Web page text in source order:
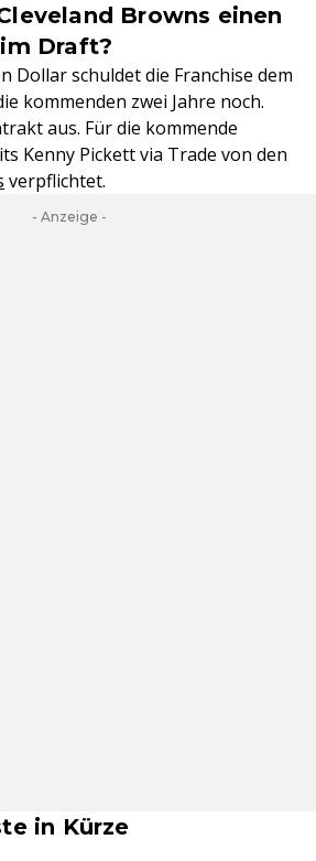
Browns einen
Draft?
Dollar schuldet die Franchise dem
kommenden zwei Jahre noch.
aus. Für die kommende
Kenny Pickett via Trade von den
verpflichtet.
- Anzeige -
in Kürze